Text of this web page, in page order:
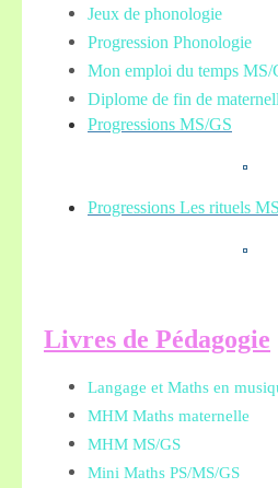
Jeux de phonologie
Progression Phonologie
Mon emploi du temps MS/
Diplome de fin de
Progressions MS/GS
Progressions Les rituels
Livres de Pédagogie
Langage et Maths en
MHM Maths maternelle
MHM MS/GS
Mini Maths PS/MS/GS